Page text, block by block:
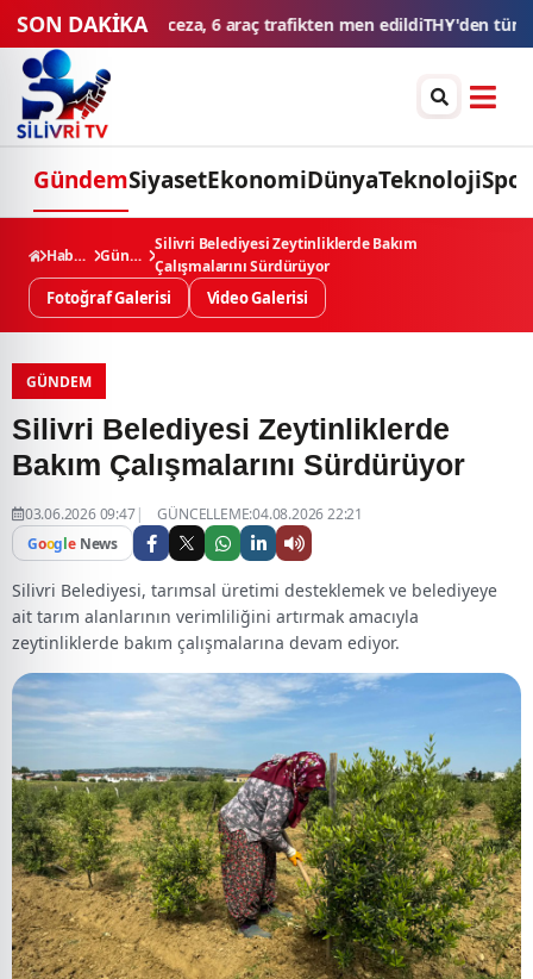
SON DAKİKA
tüm zamanların yolcu ve uçuş rekoruEsnaf kredilerinde limit
GündemSiyasetEkonomiDünyaTeknolojiSpor
Haberler Gündem
Silivri Belediyesi Zeytinliklerde Bakım
Çalışmalarını Sürdürüyor
Fotoğraf Galerisi Video Galerisi
GÜNDEM
Silivri Belediyesi Zeytinliklerde
Bakım Çalışmalarını Sürdürüyor
03.06.2026 09:47
GÜNCELLEME:04.08.2026 22:21
Google News
Silivri Belediyesi, tarımsal üretimi desteklemek ve belediyeye
ait tarım alanlarının verimliliğini artırmak amacıyla
zeytinliklerde bakım çalışmalarına devam ediyor.